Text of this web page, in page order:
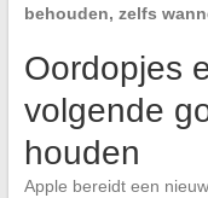
behouden, zelfs
Oordopjes
volgende
houden
Apple bereidt een